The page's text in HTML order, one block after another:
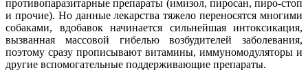
противопаразитарные препараты (имизол, пиросан, пиро-стоп
и прочие). Но данные лекарства тяжело переносятся многими
собаками, вдобавок начинается сильнейшая интоксикация,
вызванная массовой гибелью возбудителей заболевания,
поэтому сразу прописывают витамины, иммуномодуляторы и
другие вспомогательные поддерживающие препараты.